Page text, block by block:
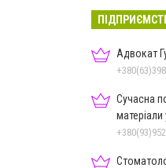
Адвокат
Сучасна